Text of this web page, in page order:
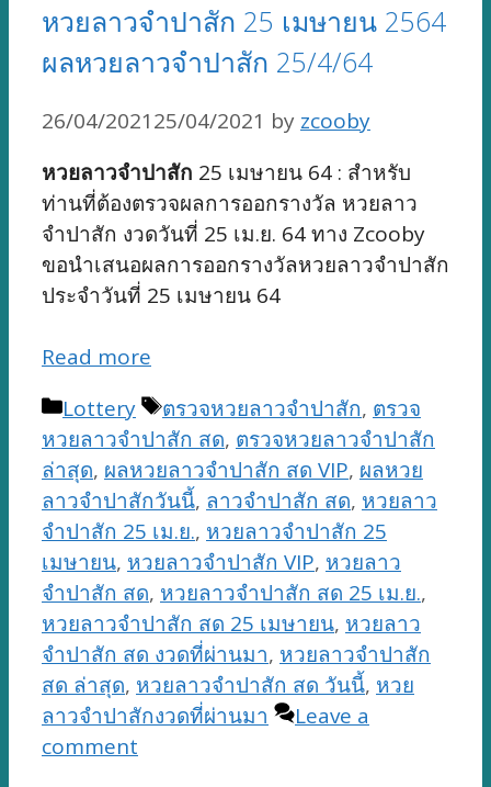
หวยลาวจำปาสัก 25 เมษายน 2564
ผลหวยลาวจำปาสัก 25/4/64
26/04/202125/04/2021 by zcooby
หวยลาวจำปาสัก 25 เมษายน 64 : สำหรับ
ท่านที่ต้องตรวจผลการออกรางวัล หวยลาว
จำปาสัก งวดวันที่ 25 เม.ย. 64 ทาง Zcooby
ขอนำเสนอผลการออกรางวัลหวยลาวจำปาสัก
ประจำวันที่ 25 เมษายน 64
Read more
Categories
Lottery Tags
ตรวจหวยลาวจำปาสัก, ตรวจ
หวยลาวจำปาสัก สด, ตรวจหวยลาวจำปาสัก
ล่าสุด, ผลหวยลาวจำปาสัก สด VIP, ผลหวย
ลาวจำปาสักวันนี้, ลาวจำปาสัก สด, หวยลาว
จำปาสัก 25 เม.ย., หวยลาวจำปาสัก 25
เมษายน, หวยลาวจำปาสัก VIP, หวยลาว
จำปาสัก สด, หวยลาวจำปาสัก สด 25 เม.ย.,
หวยลาวจำปาสัก สด 25 เมษายน, หวยลาว
จำปาสัก สด งวดที่ผ่านมา, หวยลาวจำปาสัก
สด ล่าสุด, หวยลาวจำปาสัก สด วันนี้, หวย
ลาวจำปาสักงวดที่ผ่านมา
Leave a
comment